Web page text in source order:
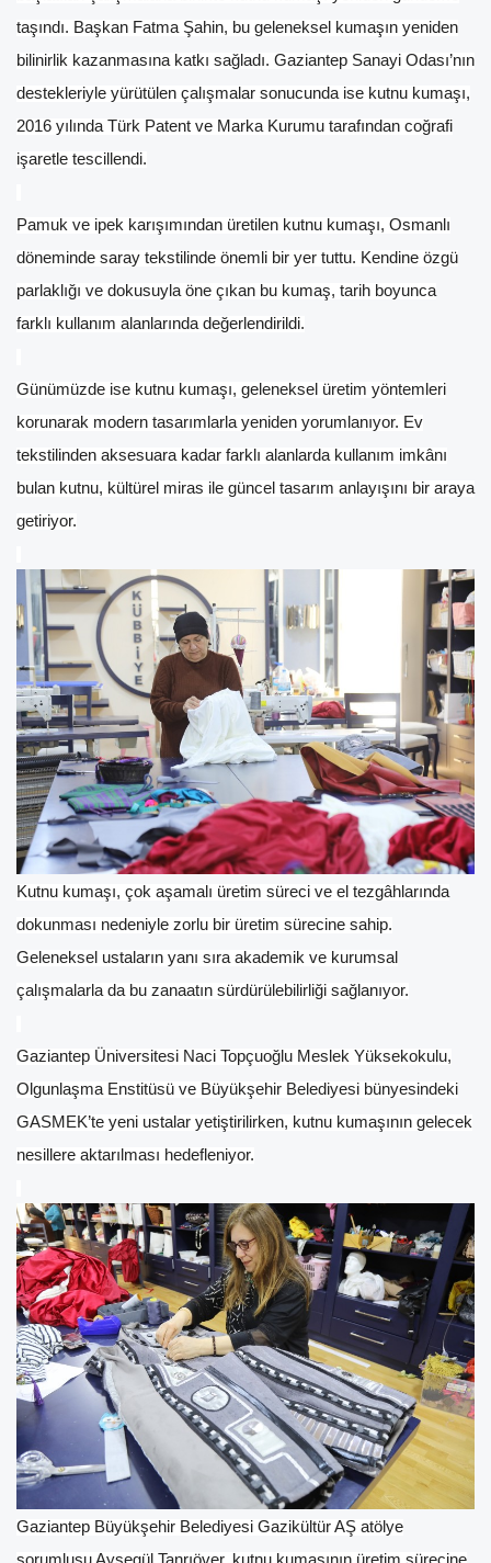
taşındı. Başkan Fatma Şahin, bu geleneksel kumaşın yeniden
bilinirlik kazanmasına katkı sağladı. Gaziantep Sanayi Odası’nın
destekleriyle yürütülen çalışmalar sonucunda ise kutnu kumaşı,
2016 yılında Türk Patent ve Marka Kurumu tarafından coğrafi
işaretle tescillendi.
Pamuk ve ipek karışımından üretilen kutnu kumaşı, Osmanlı
döneminde saray tekstilinde önemli bir yer tuttu. Kendine özgü
parlaklığı ve dokusuyla öne çıkan bu kumaş, tarih boyunca
farklı kullanım alanlarında değerlendirildi.
Günümüzde ise kutnu kumaşı, geleneksel üretim yöntemleri
korunarak modern tasarımlarla yeniden yorumlanıyor. Ev
tekstilinden aksesuara kadar farklı alanlarda kullanım imkânı
bulan kutnu, kültürel miras ile güncel tasarım anlayışını bir araya
getiriyor.
Kutnu kumaşı, çok aşamalı üretim süreci ve el tezgâhlarında
dokunması nedeniyle zorlu bir üretim sürecine sahip.
Geleneksel ustaların yanı sıra akademik ve kurumsal
çalışmalarla da bu zanaatın sürdürülebilirliği sağlanıyor.
Gaziantep Üniversitesi Naci Topçuoğlu Meslek Yüksekokulu,
Olgunlaşma Enstitüsü ve Büyükşehir Belediyesi bünyesindeki
GASMEK’te yeni ustalar yetiştirilirken, kutnu kumaşının gelecek
nesillere aktarılması hedefleniyor.
Gaziantep Büyükşehir Belediyesi Gazikültür AŞ atölye
sorumlusu Ayşegül Tanrıöver, kutnu kumaşının üretim sürecine